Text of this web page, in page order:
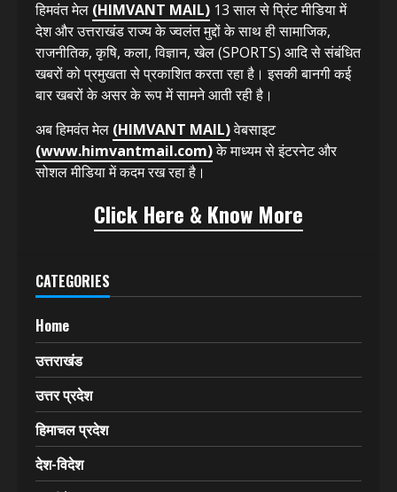
हिमवंत मेल(HIMVANT MAIL)13 साल से प्रिंट मीडिया में
देश और उत्तराखंड राज्य के ज्वलंत मुद्दों के साथ ही सामाजिक,
राजनीतिक, कृषि, कला, विज्ञान, खेल (SPORTS) आदि से संबंधित
बार खबरों के असर के रूप में सामने आती रही है।
(www.himvantmail.com)
सोशल मीडिया में कदम रख रहा है।
Click Here & Know More
CATEGORIES
Home
उत्तराखंड